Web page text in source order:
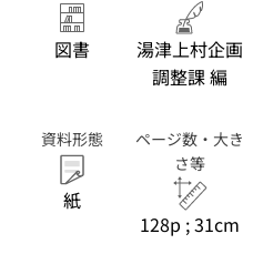
図書
湯津上村企画
調整課 編
資料形態
紙
ページ数・大き
さ等
128p ; 31cm